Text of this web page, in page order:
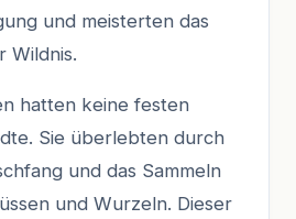
und meisterten das
Wildnis.
hatten keine festen
Sie überlebten durch
und das Sammeln
und Wurzeln. Dieser